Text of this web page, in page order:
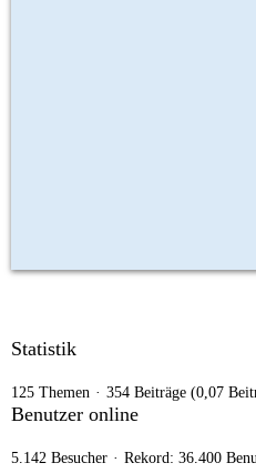
Statistik
125 Themen 354 Beiträge (0,07
Benutzer online
5.142 Besucher Rekord: 36.400